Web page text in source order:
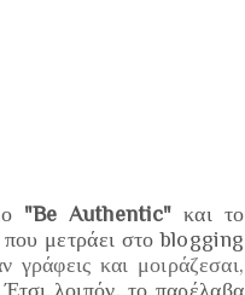
"Be Authentic" και το
μετράει στο blogging
γράφεις και μοιράζεσαι,
Έτσι λοιπόν, το παρέλαβα